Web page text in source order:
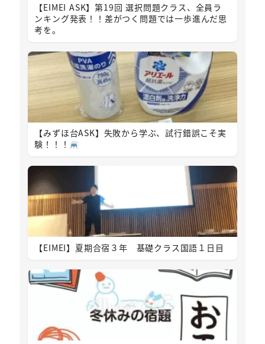
【EIMEI ASK】第19回 選択問題クラス、全員ラ
ンキング発表！！差がつく問題では一歩進んだ思
考を。
【みずほ台ASK】失敗から学ぶ、試行錯誤こそ実
験！！！
【EIMEI】夏期合宿３年 基礎クラス国語１日目